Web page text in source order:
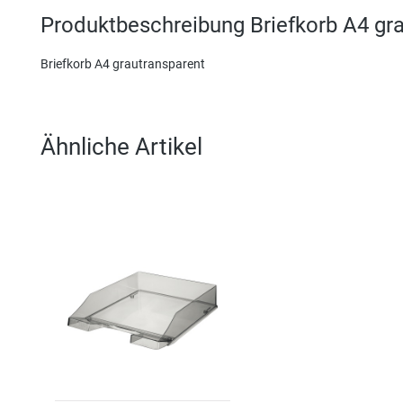
Produktbeschreibung Briefkorb A4
Briefkorb A4 grautransparent
Ähnliche Artikel